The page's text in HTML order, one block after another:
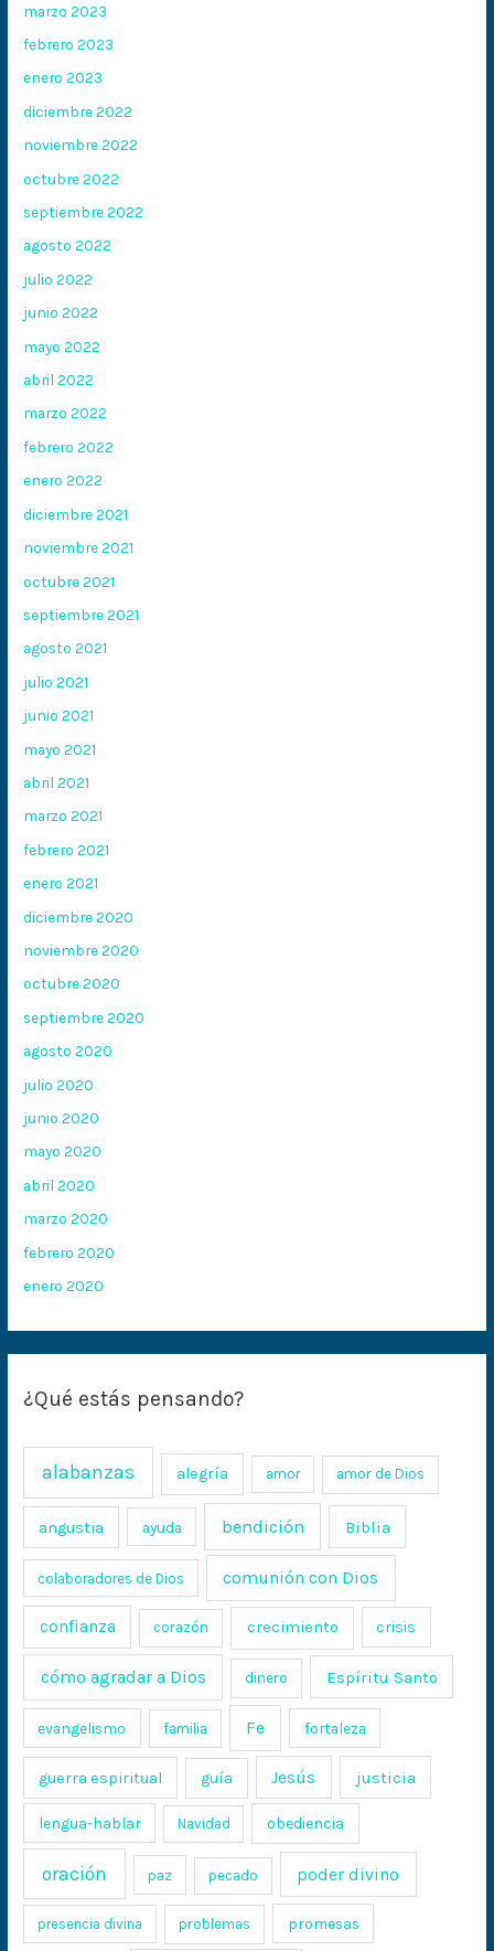
marzo 2023
febrero 2023
enero 2023
diciembre 2022
noviembre 2022
octubre 2022
septiembre 2022
agosto 2022
julio 2022
junio 2022
mayo 2022
abril 2022
marzo 2022
febrero 2022
enero 2022
diciembre 2021
noviembre 2021
octubre 2021
septiembre 2021
agosto 2021
julio 2021
junio 2021
mayo 2021
abril 2021
marzo 2021
febrero 2021
enero 2021
diciembre 2020
noviembre 2020
octubre 2020
septiembre 2020
agosto 2020
julio 2020
junio 2020
mayo 2020
abril 2020
marzo 2020
febrero 2020
enero 2020
¿Qué estás pensando?
alabanzas alegría amor amor de Dios
angustia ayuda bendición Biblia
colaboradores de Dios comunión con Dios
confianza corazón crecimiento crisis
cómo agradar a Dios dinero Espíritu Santo
evangelismo familia Fe fortaleza
guerra espiritual guía Jesús justicia
lengua-hablar Navidad obediencia
oración paz pecado poder divino
presencia divina problemas promesas